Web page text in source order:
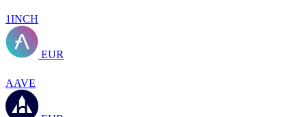
1INCH
EUR
AAVE